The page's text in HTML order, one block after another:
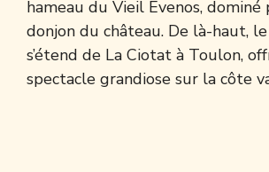
hameau du Vieil Evenos, dominé
donjon du château. De là-haut,
s’étend de La Ciotat à Toulon,
spectacle grandiose sur la côte